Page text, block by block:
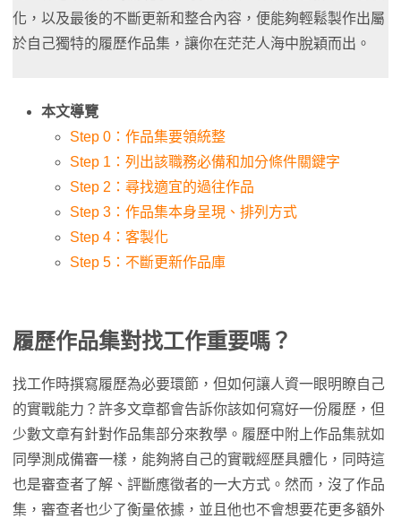
化，以及最後的不斷更新和整合內容，便能夠輕鬆製作出屬
於自己獨特的履歷作品集，讓你在茫茫人海中脫穎而出。
本文導覽
Step 0：作品集要領統整
Step 1：列出該職務必備和加分條件關鍵字
Step 2：尋找適宜的過往作品
Step 3：作品集本身呈現、排列方式
Step 4：客製化
Step 5：不斷更新作品庫
履歷作品集對找工作重要嗎？
找工作時撰寫履歷為必要環節，但如何讓人資一眼明瞭自己
的實戰能力？許多文章都會告訴你該如何寫好一份履歷，但
少數文章有針對作品集部分來教學。履歷中附上作品集就如
同學測成備審一樣，能夠將自己的實戰經歷具體化，同時這
也是審查者了解、評斷應徵者的一大方式。然而，沒了作品
集，審查者也少了衡量依據，並且他也不會想要花更多額外